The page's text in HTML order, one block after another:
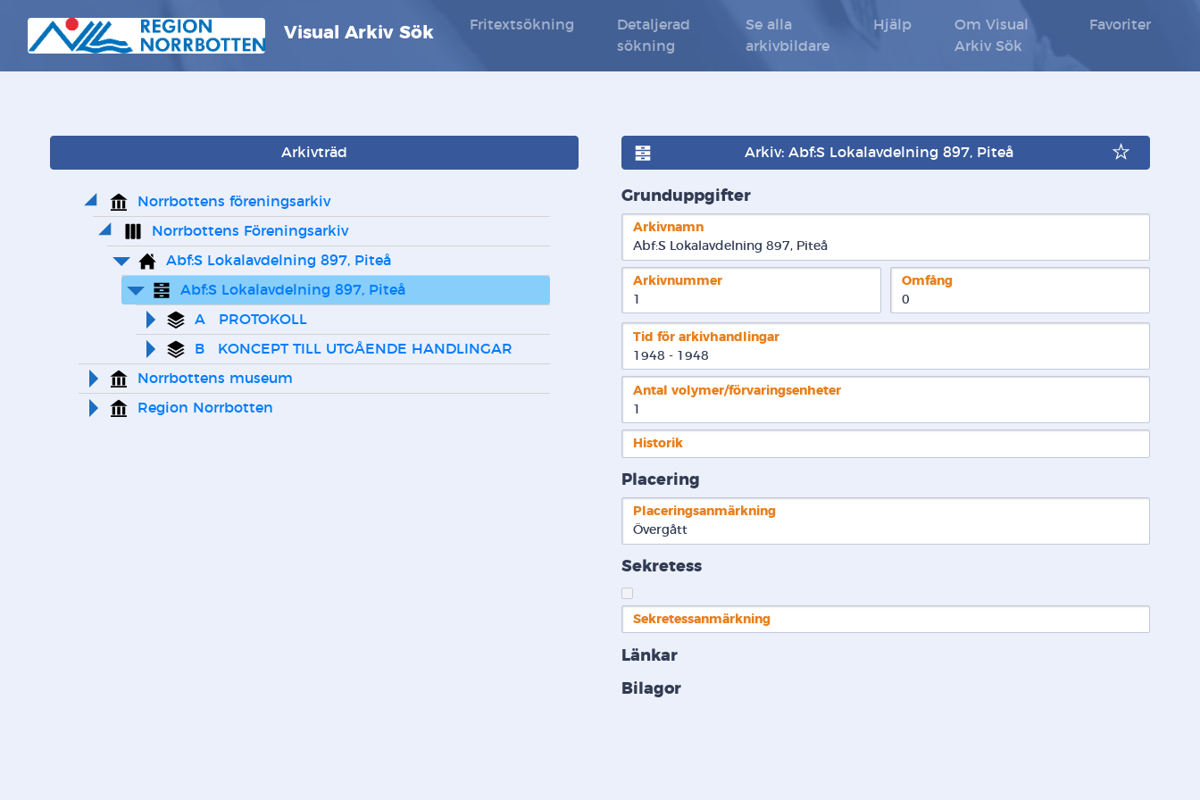
Visual Arkiv Sök Fritextsökning
Detaljerad
sökning
Se alla
arkivbildare
Hjälp
Om Visual
Arkiv Sök
Favoriter
Arkivträd
Norrbottens föreningsarkiv
Norrbottens Föreningsarkiv
Abf:S Lokalavdelning 897, Piteå
Abf:S Lokalavdelning 897, Piteå
A   PROTOKOLL
B   KONCEPT TILL UTGÅENDE HANDLINGAR
Norrbottens museum
Region Norrbotten
Arkiv: Abf:S Lokalavdelning 897, Piteå
Grunduppgifter
Arkivnamn
Abf:S Lokalavdelning 897, Piteå
Arkivnummer
1
Omfång
0
Tid för arkivhandlingar
1948 - 1948
Antal volymer/förvaringsenheter
1
Historik
Placering
Placeringsanmärkning
Övergått
Sekretess
Sekretessanmärkning
Länkar
Bilagor